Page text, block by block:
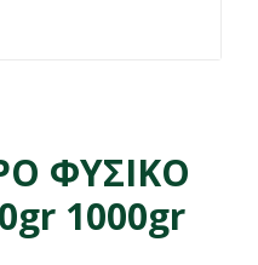
ΦΥΣΙΚΟ
1000gr